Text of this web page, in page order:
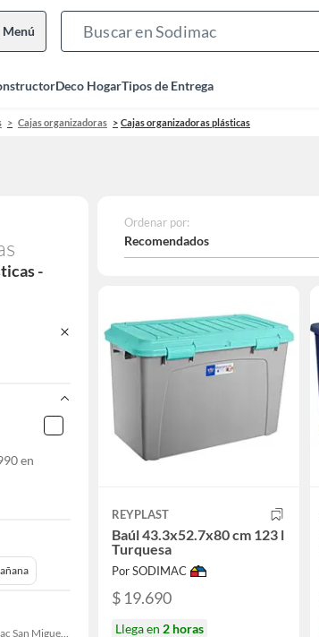
Menú
Deco HogarTipos de Entrega
Cajas organizadoras Cajas organizadoras plásticas
en
Sodimac Cerrillos, Sodimac Maipú, Sodimac San Miguel, Sodimac El Bosque, Sodimac San Bernardo, Sodimac Talagante, Sodimac San Fernando
Ordenar por:
Recomendados
REYPLAST
Baúl 43.3x52.7x80 cm 123 l
Turquesa
Por SODIMAC
$ 19.690
Llega en 2 horas